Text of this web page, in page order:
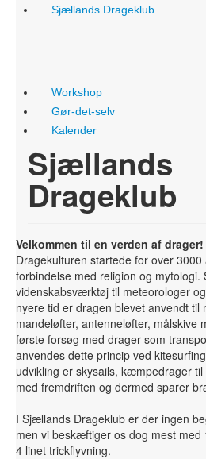
Sjællands Drageklub
Workshop
Gør-det-selv
Kalender
Sjællands
Drageklub
Velkommen til en verden af drager!
Dragekulturen startede for over 3000
forbindelse med religion og mytologi.
videnskabsværktøj til meteorologer
nyere tid er dragen blevet anvendt
mandeløfter, antenneløfter, målskive
første forsøg med drager som
anvendes dette princip ved
udvikling er skysails, kæmpedrager
med fremdriften og dermed sparer
I Sjællands Drageklub er der ingen
men vi beskæftiger os dog mest med
4 linet trickflyvning.